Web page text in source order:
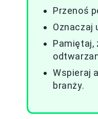
Przenoś
Oznaczaj
Pamiętaj,
Wspieraj
branży.